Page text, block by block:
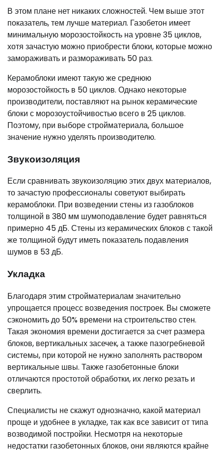
В этом плане нет никаких сложностей. Чем выше этот
показатель, тем лучше материал. Газобетон имеет
минимальную морозостойкость на уровне 35 циклов,
хотя зачастую можно приобрести блоки, которые можно
замораживать и размораживать 50 раз.
Керамоблоки имеют такую же среднюю
морозостойкость в 50 циклов. Однако некоторые
производители, поставляют на рынок керамические
блоки с морозоустойчивостью всего в 25 циклов.
Поэтому, при выборе стройматериала, большое
значение нужно уделять производителю.
Звукоизоляция
Если сравнивать звукоизоляцию этих двух материалов,
то зачастую профессионалы советуют выбирать
керамоблоки. При возведении стены из газоблоков
толщиной в 380 мм шумоподавление будет равняться
примерно 45 дБ. Стены из керамических блоков с такой
же толщиной будут иметь показатель подавления
шумов в 53 дБ.
Укладка
Благодаря этим стройматериалам значительно
упрощается процесс возведения построек. Вы сможете
сэкономить до 50% времени на строительство стен.
Такая экономия времени достигается за счет размера
блоков, вертикальных засечек, а также пазогребневой
системы, при которой не нужно заполнять раствором
вертикальные швы. Также газобетонные блоки
отличаются простотой обработки, их легко резать и
сверлить.
Специалисты не скажут однозначно, какой материал
проще и удобнее в укладке, так как все зависит от типа
возводимой постройки. Несмотря на некоторые
недостатки газобетонных блоков, они являются крайне